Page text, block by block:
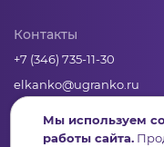
Контакты
+7 (346) 735-11-30
elkanko@ugranko.ru
Адрес
Мы используем
работы сайта.